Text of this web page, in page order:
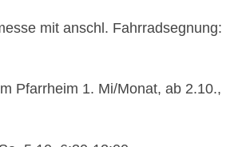
mit anschl. Fahrradsegnung:
Pfarrheim 1. Mi/Monat, ab 2.10.,